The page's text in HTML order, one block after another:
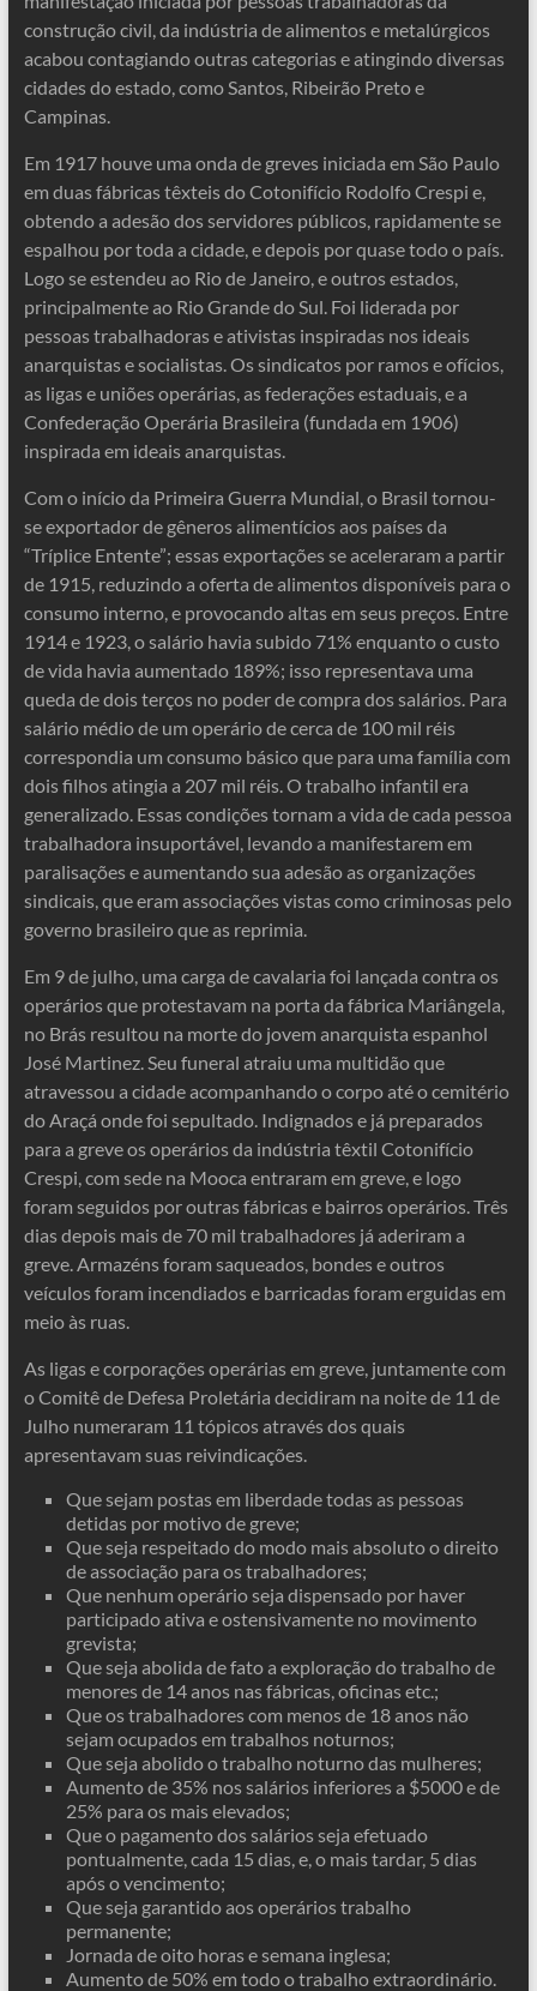
construção civil, da indústria de alimentos e metalúrgicos
acabou contagiando outras categorias e atingindo diversas
cidades do estado, como Santos, Ribeirão Preto e
Campinas.
Em 1917 houve uma onda de greves iniciada em São Paulo
em duas fábricas têxteis do Cotonifício Rodolfo Crespi e,
obtendo a adesão dos servidores públicos, rapidamente se
espalhou por toda a cidade, e depois por quase todo o país.
Logo se estendeu ao Rio de Janeiro, e outros estados,
principalmente ao Rio Grande do Sul. Foi liderada por
pessoas trabalhadoras e ativistas inspiradas nos ideais
anarquistas e socialistas. Os sindicatos por ramos e ofícios,
as ligas e uniões operárias, as federações estaduais, e a
Confederação Operária Brasileira (fundada em 1906)
inspirada em ideais anarquistas.
Com o início da Primeira Guerra Mundial, o Brasil tornou-
se exportador de gêneros alimentícios aos países da
“Tríplice Entente”; essas exportações se aceleraram a partir
de 1915, reduzindo a oferta de alimentos disponíveis para o
consumo interno, e provocando altas em seus preços. Entre
1914 e 1923, o salário havia subido 71% enquanto o custo
de vida havia aumentado 189%; isso representava uma
queda de dois terços no poder de compra dos salários. Para
salário médio de um operário de cerca de 100 mil réis
correspondia um consumo básico que para uma família com
dois filhos atingia a 207 mil réis. O trabalho infantil era
generalizado. Essas condições tornam a vida de cada pessoa
trabalhadora insuportável, levando a manifestarem em
paralisações e aumentando sua adesão as organizações
sindicais, que eram associações vistas como criminosas pelo
governo brasileiro que as reprimia.
Em 9 de julho, uma carga de cavalaria foi lançada contra os
operários que protestavam na porta da fábrica Mariângela,
no Brás resultou na morte do jovem anarquista espanhol
José Martinez. Seu funeral atraiu uma multidão que
atravessou a cidade acompanhando o corpo até o cemitério
do Araçá onde foi sepultado. Indignados e já preparados
para a greve os operários da indústria têxtil Cotonifício
Crespi, com sede na Mooca entraram em greve, e logo
foram seguidos por outras fábricas e bairros operários. Três
dias depois mais de 70 mil trabalhadores já aderiram a
greve. Armazéns foram saqueados, bondes e outros
veículos foram incendiados e barricadas foram erguidas em
meio às ruas.
As ligas e corporações operárias em greve, juntamente com
o Comitê de Defesa Proletária decidiram na noite de 11 de
Julho numeraram 11 tópicos através dos quais
apresentavam suas reivindicações.
Que sejam postas em liberdade todas as pessoas
detidas por motivo de greve;
Que seja respeitado do modo mais absoluto o direito
de associação para os trabalhadores;
Que nenhum operário seja dispensado por haver
participado ativa e ostensivamente no movimento
grevista;
Que seja abolida de fato a exploração do trabalho de
menores de 14 anos nas fábricas, oficinas etc.;
Que os trabalhadores com menos de 18 anos não
sejam ocupados em trabalhos noturnos;
Que seja abolido o trabalho noturno das mulheres;
Aumento de 35% nos salários inferiores a $5000 e de
25% para os mais elevados;
Que o pagamento dos salários seja efetuado
pontualmente, cada 15 dias, e, o mais tardar, 5 dias
após o vencimento;
Que seja garantido aos operários trabalho
permanente;
Jornada de oito horas e semana inglesa;
Aumento de 50% em todo o trabalho extraordinário.